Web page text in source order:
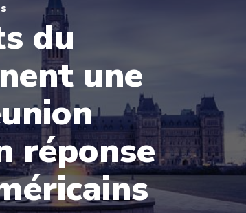
du
une
réponse